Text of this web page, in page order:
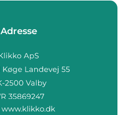
Adresse
www.klikko.dk